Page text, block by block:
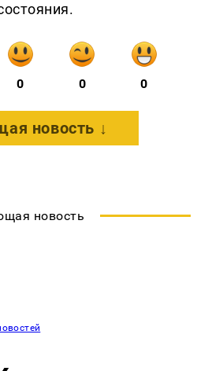
0 0 0
новость ↓
новость